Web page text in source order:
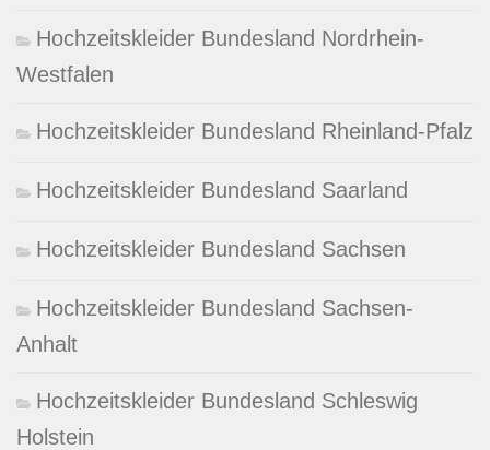
Hochzeitskleider Bundesland Nordrhein-
Westfalen
Hochzeitskleider Bundesland Rheinland-Pfalz
Hochzeitskleider Bundesland Saarland
Hochzeitskleider Bundesland Sachsen
Hochzeitskleider Bundesland Sachsen-
Anhalt
Hochzeitskleider Bundesland Schleswig
Holstein